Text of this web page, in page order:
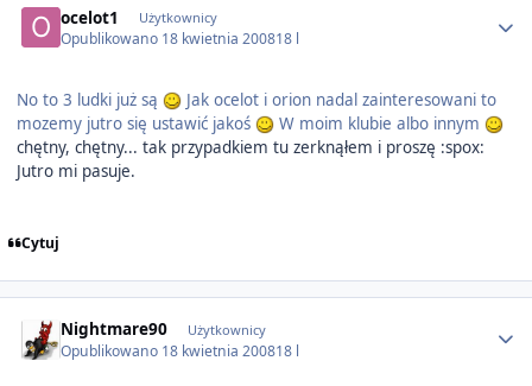
ocelot1 Użytkownicy
Opublikowano 18 kwietnia 200818 l
No to 3 ludki już są
Jak ocelot i orion nadal zainteresowani to
mozemy jutro się ustawić jakoś
W moim klubie albo innym
chętny, chętny... tak przypadkiem tu zerknąłem i proszę :spox:
Jutro mi pasuje.
Cytuj
Nightmare90 Użytkownicy
Opublikowano 18 kwietnia 200818 l